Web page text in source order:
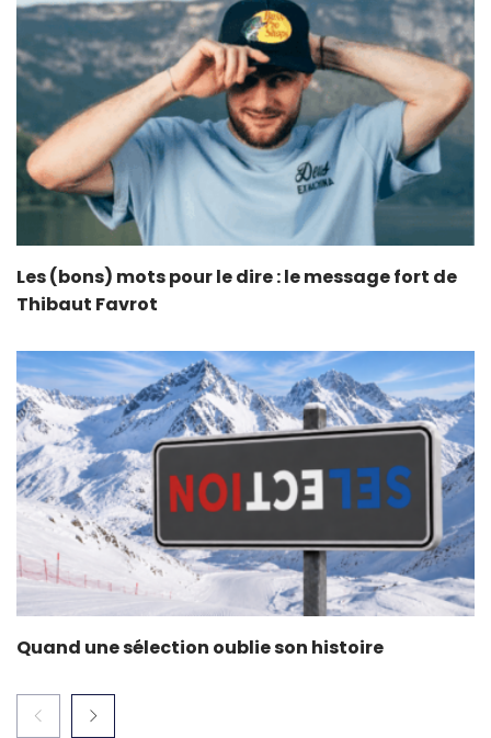
Les (bons) mots pour le dire : le message fort de
Thibaut Favrot
Quand une sélection oublie son histoire